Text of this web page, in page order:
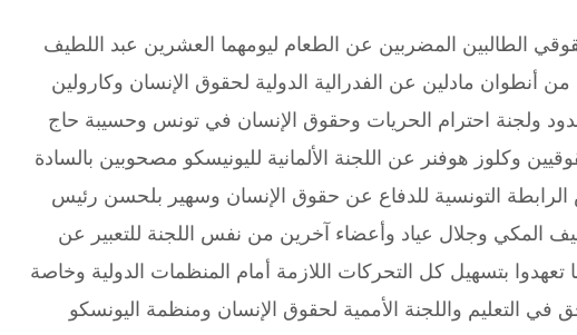
26 فيفري 2004 وفد حقوقي الطالبين المضربين عن الطعام ليومهما العشرين عبد اللطيف
أنطوان مادلين عن الفدرالية الدولية لحقوق الإنسان وكارولين
ولجنة احترام الحريات وحقوق الإنسان في تونس وحسيبة حاج
وكلوز هوفنر عن اللجنة الألمانية لليونيسكو مصحوبين بالسادة
التونسية للدفاع عن حقوق الإنسان وسهير بلحسن رئيس
المكي وجلال عياد وأعضاء آخرين من نفس اللجنة للتعبير عن
تعهدوا بتسهيل كل التحركات اللازمة أمام المنظمات الدولية وخاصة
في التعليم واللجنة الأممية لحقوق الإنسان ومنظمة اليونسكو